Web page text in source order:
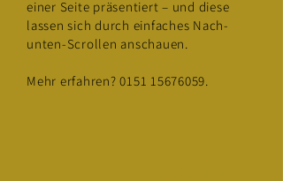
einer Seite präsentiert – und diese
lassen sich durch einfaches Nach-
unten-Scrollen anschauen.
Mehr erfahren?0151 15676059.